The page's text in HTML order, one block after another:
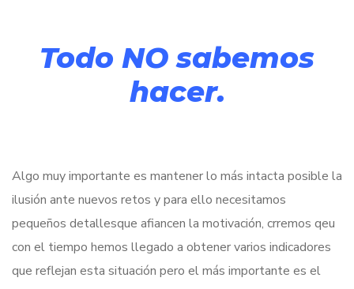
Todo NO sabemos
hacer.
Algo muy importante es mantener lo más intacta posible la
ilusión ante nuevos retos y para ello necesitamos
pequeños detallesque afiancen la motivación, crremos qeu
con el tiempo hemos llegado a obtener varios indicadores
que reflejan esta situación pero el más importante es el